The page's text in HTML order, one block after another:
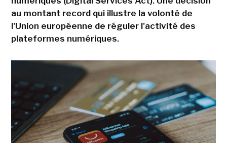
au montant record qui illustre la volonté de
l'Union européenne de réguler l'activité des
plateformes numériques.